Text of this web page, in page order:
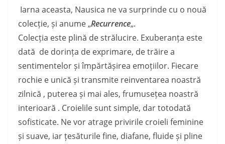
Iarna aceasta, Nausica ne va surprinde cu o nouă
colecție, și anume „Recurrence„.
Colecția este plină de strălucire. Exuberanța este
dată de dorința de exprimare, de trăire a
sentimentelor și împărtășirea emoțiilor. Fiecare
rochie e unică și transmite reinventarea noastră
zilnică , puterea și mai ales, frumusețea noastră
interioară . Croielile sunt simple, dar totodată
sofisticate. Ne vor atrage privirile croieli feminine
și suave, iar țesăturile fine, diafane, fluide și pline